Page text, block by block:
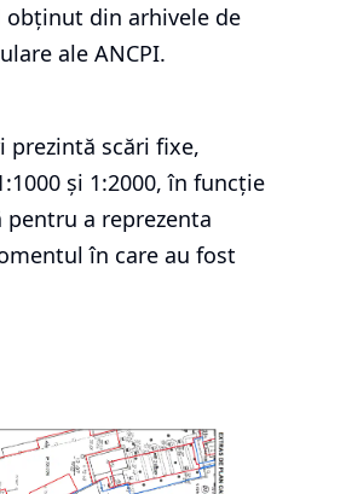
din arhivele de
ale ANCPI.
prezintă scări fixe,
și 1:2000, în funcție
a reprezenta
în care au fost